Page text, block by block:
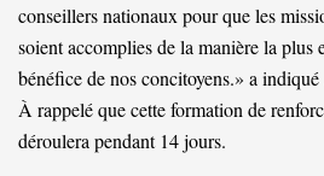
conseillers nationaux pour que les
soient accomplies de la manière la plus
bénéfice de nos concitoyens.» a indiqué
À rappelé que cette formation de
déroulera pendant 14 jours.